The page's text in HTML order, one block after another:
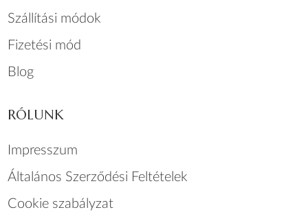
Szállítási módok
Fizetési mód
Blog
RÓLUNK
Impresszum
Általános Szerződési Feltételek
Cookie szabályzat